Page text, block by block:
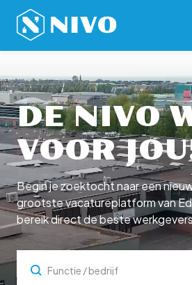
DE NIVO
VOOR
Begin je zoektocht naar een
grootste vacatureplatform van
bereik direct de beste